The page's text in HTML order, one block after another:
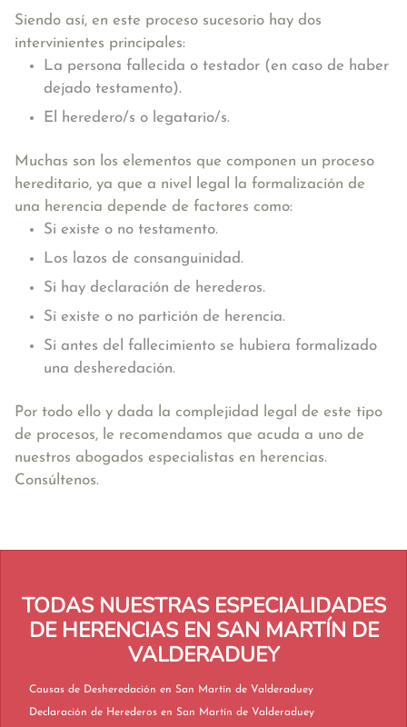
Siendo así, en este proceso sucesorio hay dos
intervinientes principales:
La persona fallecida o testador (en caso de haber
dejado testamento).
El heredero/s o legatario/s.
Muchas son los elementos que componen un proceso
hereditario, ya que a nivel legal la formalización de
una herencia depende de factores como:
Si existe o no testamento.
Los lazos de consanguinidad.
Si hay declaración de herederos.
Si existe o no partición de herencia.
Si antes del fallecimiento se hubiera formalizado
una desheredación.
Por todo ello y dada la complejidad legal de este tipo
de procesos, le recomendamos que acuda a uno de
nuestros abogados especialistas en herencias.
Consúltenos.
TODAS NUESTRAS ESPECIALIDADES
DE HERENCIAS EN SAN MARTÍN DE
VALDERADUEY
Causas de Desheredación en San Martín de Valderaduey
Declaración de Herederos en San Martín de Valderaduey